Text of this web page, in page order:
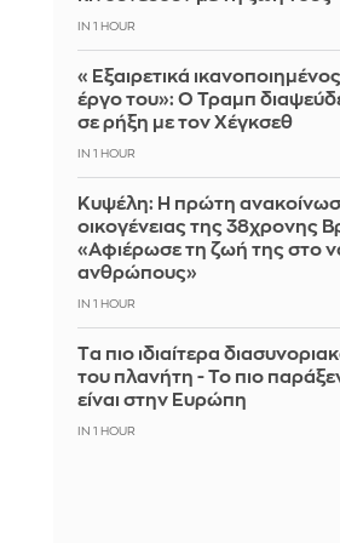
IN 1 HOUR
«Εξαιρετικά
έργο του»: Ο Τραμπ
σε ρήξη με τον Χέγκσεθ
IN 1 HOUR
Κυψέλη: Η πρώτη
οικογένειας της 38χρονης
«Αφιέρωσε τη ζωή της στο
ανθρώπους»
IN 1 HOUR
Tα πιο ιδιαίτερα
του πλανήτη - Το πιο
είναι στην Ευρώπη
IN 1 HOUR